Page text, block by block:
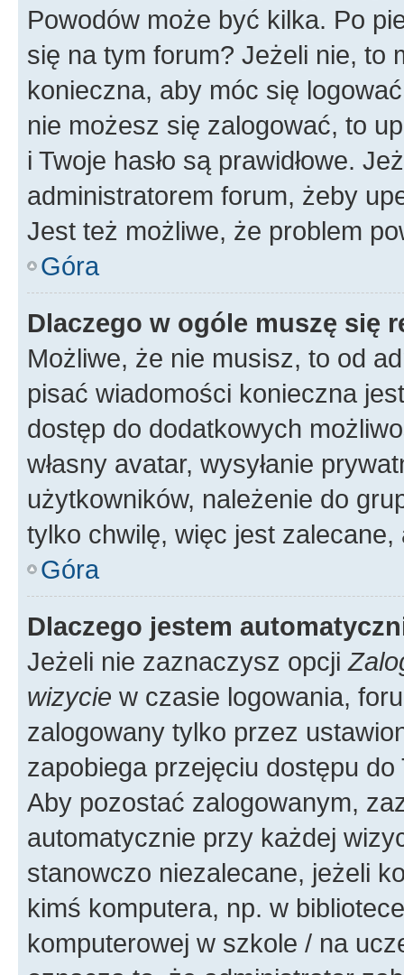
Powodów może być kilka. Po
się na tym forum? Jeżeli nie, to
konieczna, aby móc się
nie możesz się zalogować, to
i Twoje hasło są prawidłowe.
administratorem forum, żeby
Jest też możliwe, że problem
Góra
Dlaczego w ogóle muszę się
Możliwe, że nie musisz, to od
pisać wiadomości konieczna
dostęp do dodatkowych
własny avatar, wysyłanie
użytkowników, należenie do
tylko chwilę, więc jest zalecane,
Góra
Dlaczego jestem
Jeżeli nie zaznaczysz opcji
wizycie w czasie logowania,
zalogowany tylko przez
zapobiega przejęciu dostępu
Aby pozostać zalogowanym,
automatycznie przy każdej
stanowczo niezalecane, jeżeli
kimś komputera, np. w
komputerowej w szkole / na